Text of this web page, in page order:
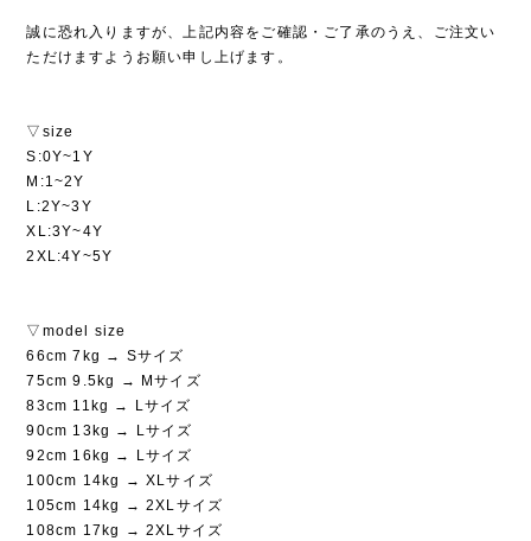
誠に恐れ入りますが、上記内容をご確認・ご了承のうえ、ご注文い
ただけますようお願い申し上げます。
▽size
S:0Y~1Y
M:1~2Y
L:2Y~3Y
XL:3Y~4Y
2XL:4Y~5Y
▽model size
66cm 7kg → Sサイズ
75cm 9.5kg → Mサイズ
83cm 11kg → Lサイズ
90cm 13kg → Lサイズ
92cm 16kg → Lサイズ
100cm 14kg → XLサイズ
105cm 14kg → 2XLサイズ
108cm 17kg → 2XLサイズ